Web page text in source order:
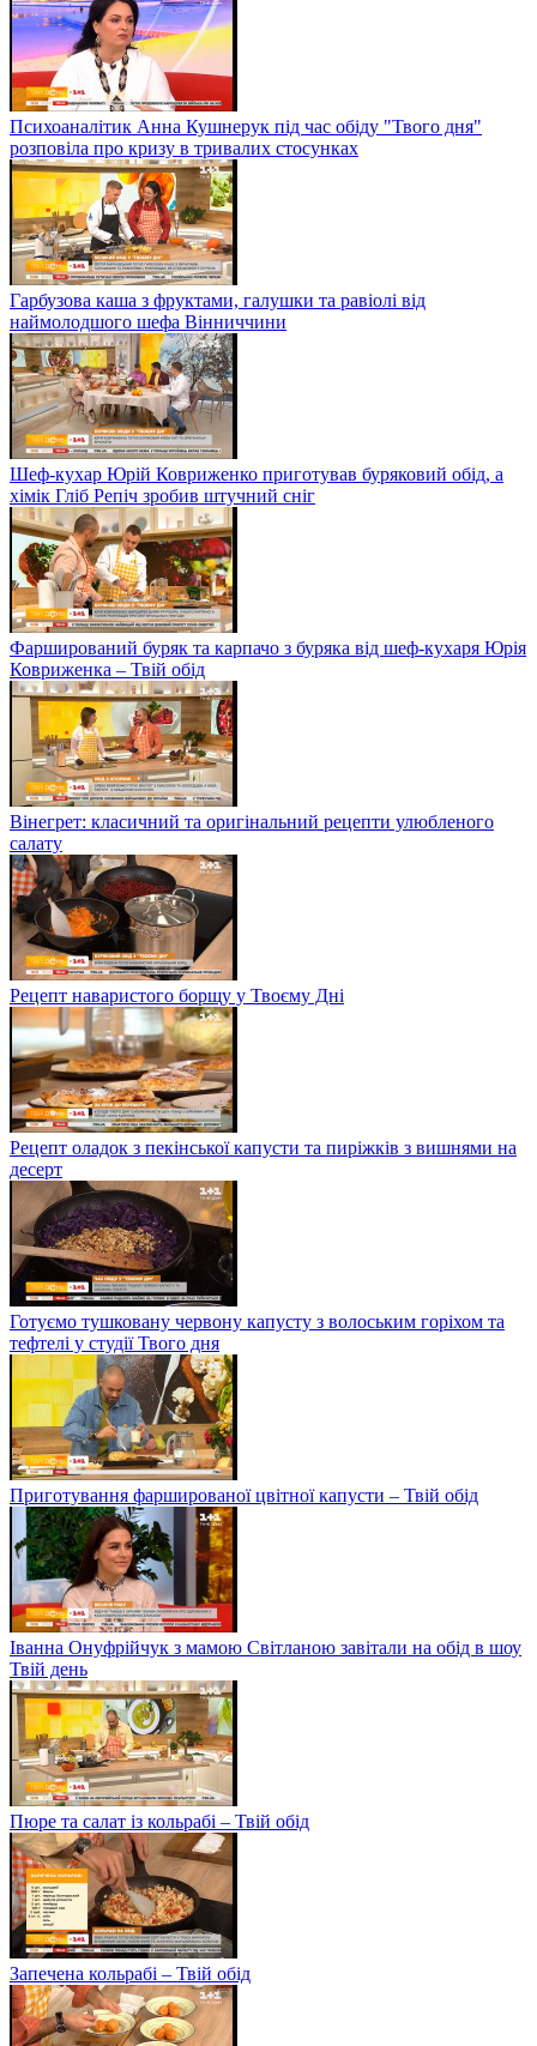
Психоаналітик Анна Кушнерук під час обіду "Твого дня"
розповіла про кризу в тривалих стосунках
Гарбузова каша з фруктами, галушки та равіолі від
наймолодшого шефа Вінниччини
Шеф-кухар Юрій Ковриженко приготував буряковий обід, а
хімік Гліб Репіч зробив штучний сніг
Фарширований буряк та карпачо з буряка від шеф-кухаря Юрія
Ковриженка – Твій обід
Вінегрет: класичний та оригінальний рецепти улюбленого
салату
Рецепт наваристого борщу у Твоєму Дні
Рецепт оладок з пекінської капусти та пиріжків з вишнями на
десерт
Готуємо тушковану червону капусту з волоським горіхом та
тефтелі у студії Твого дня
Приготування фаршированої цвітної капусти – Твій обід
Іванна Онуфрійчук з мамою Світланою завітали на обід в шоу
Твій день
Пюре та салат із кольрабі – Твій обід
Запечена кольрабі – Твій обід